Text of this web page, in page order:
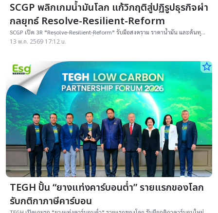
SCGP พลิกเกมน้ำมันโลก แก้วิกฤติสู่ปฏิรูปธุรกิจผ่า
กลยุทธ์ Resolve-Resilient-Reform
SCGP เปิด 3R “Resolve-Resilient-Reform” รับมือสงคราม ราคาน้ำมัน และต้นทุน
พลังงานพุ่ง เร่งเปลี่ยนผ่านสู่ธุรกิจยั่งยืน ลงทุนกว่า 1 หมื่นล้านบาท
13 พ.ค. 2569 17:12 น.
star_border
TEGH ปั้น “ยางแท่งคาร์บอนต่ำ” รายแรกของโลก
รับกติกาภาษีคาร์บอน